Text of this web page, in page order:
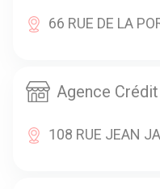
66 RUE DE LA
Agence
108 RUE JEAN